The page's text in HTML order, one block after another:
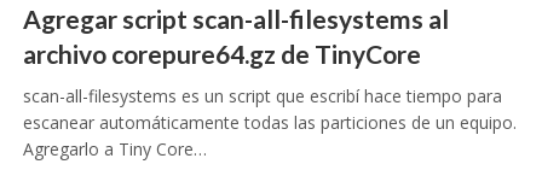
Agregar script scan-all-filesystems al
archivo corepure64.gz de TinyCore
scan-all-filesystems es un script que escribí hace tiempo para
escanear automáticamente todas las particiones de un equipo.
Agregarlo a Tiny Core…